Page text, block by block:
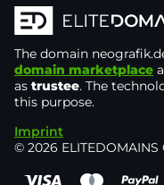
The domain
domain marketplace
as trustee. The
this purpose.
Imprint
© 2026 ELITEDOMAINS